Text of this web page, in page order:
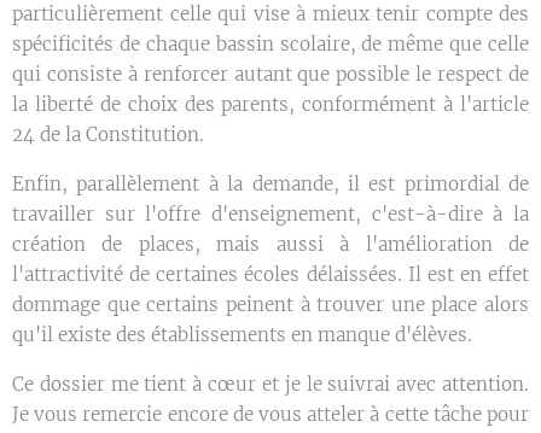
particulièrement celle qui vise à mieux tenir compte des
spécificités de chaque bassin scolaire, de même que celle
qui consiste à renforcer autant que possible le respect de
la liberté de choix des parents, conformément à l'article
24 de la Constitution.
Enfin, parallèlement à la demande, il est primordial de
travailler sur l'offre d'enseignement, c'est-à-dire à la
création de places, mais aussi à l'amélioration de
l'attractivité de certaines écoles délaissées. Il est en effet
dommage que certains peinent à trouver une place alors
qu'il existe des établissements en manque d'élèves.
Ce dossier me tient à cœur et je le suivrai avec attention.
Je vous remercie encore de vous atteler à cette tâche pour